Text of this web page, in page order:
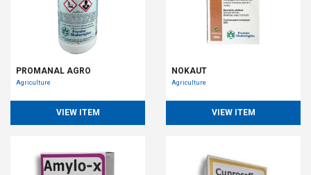
PROMANAL AGRO
Agriculture
VIEW ITEM
NOKAUT
Agriculture
VIEW ITEM